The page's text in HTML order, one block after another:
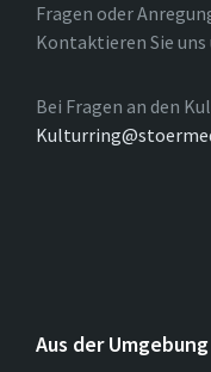
Fragen oder
Kontaktieren Sie
Bei Fragen an den
Aus der Umgebung